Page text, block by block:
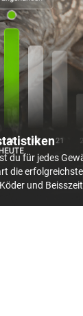
du für jedes
die
und